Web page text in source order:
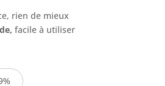
rien de mieux
facile à utiliser